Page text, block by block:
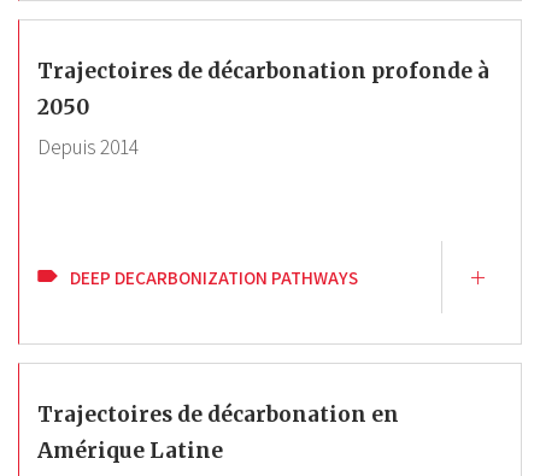
Trajectoires de décarbonation profonde à
2050
Depuis2014
DEEP DECARBONIZATION PATHWAYS
Trajectoires de décarbonation en
Amérique Latine